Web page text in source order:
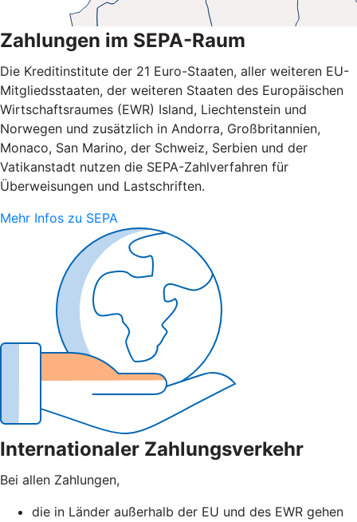
Zahlungen im SEPA-Raum
Die Kreditinstitute der 21 Euro-Staaten, aller weiteren EU-
Mitgliedsstaaten, der weiteren Staaten des Europäischen
Wirtschaftsraumes (EWR) Island, Liechtenstein und
Norwegen und zusätzlich in Andorra, Großbritannien,
Monaco, San Marino, der Schweiz, Serbien und der
Vatikanstadt nutzen die SEPA-Zahlverfahren für
Überweisungen und Lastschriften.
Mehr Infos zu SEPA
Internationaler Zahlungsverkehr
Bei allen Zahlungen,
die in Länder außerhalb der EU und des EWR gehen